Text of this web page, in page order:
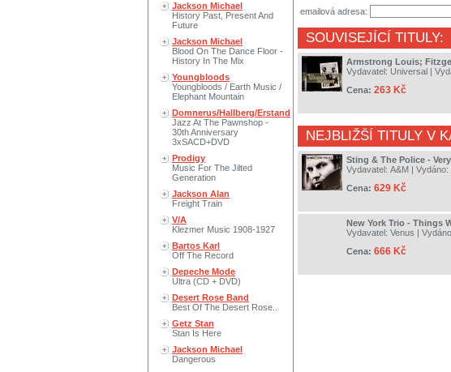
Jackson Michael
History Past, Present And
Future
Jackson Michael
Blood On The Dance Floor -
History In The Mix
Youngbloods
Youngbloods / Earth Music /
Elephant Mountain
Domnerus/Hallberg/Erstand
Jazz At The Pawnshop -
30th Anniversary
3xSACD+DVD
Prodigy
Music For The Jilted
Generation
Jackson Alan
Freight Train
V/A
Klezmer Music 1908-1927
Bartos Karl
Off The Record
Depeche Mode
Ultra (CD + DVD)
Desert Rose Band
Best Of The Desert Rose..
Getz Stan
Stan Is Here
Jackson Michael
Dangerous
emailová adresa:
SOUVISEJÍCÍ TITULY:
Armstrong Louis;
Vydavatel: Universal |
Cena: 263 Kč
NEJBLIŽŠÍ TITULY V
Sting & The Police -
Vydavatel: A&M | Vydáno:
Cena: 629 Kč
New York Trio - Things
Vydavatel: Venus |
Cena: 666 Kč